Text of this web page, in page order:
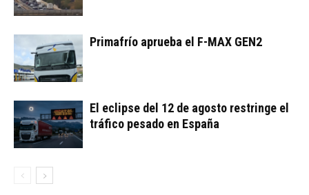
Primafrío aprueba el F-MAX GEN2
El eclipse del 12 de agosto restringe el
tráfico pesado en España